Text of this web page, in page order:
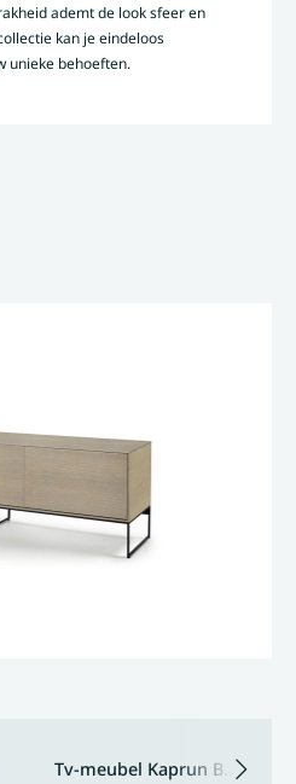
ademt de look sfeer en
kan je eindeloos
unieke behoeften.
Tv-meubel Kaprun B134